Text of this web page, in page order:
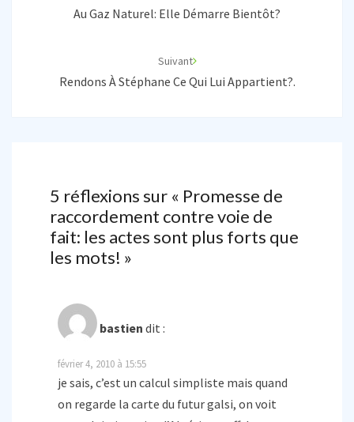
Au Gaz Naturel: Elle Démarre Bientôt?
Suivant
Rendons À Stéphane Ce Qui Lui Appartient?.
5 réflexions sur « Promesse de
raccordement contre voie de
fait: les actes sont plus forts que
les mots! »
bastien dit :
février 4, 2010 à 15:55
je sais, c’est un calcul simpliste mais quand
on regarde la carte du futur galsi, on voit